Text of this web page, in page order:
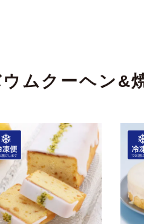
ムクーヘン&